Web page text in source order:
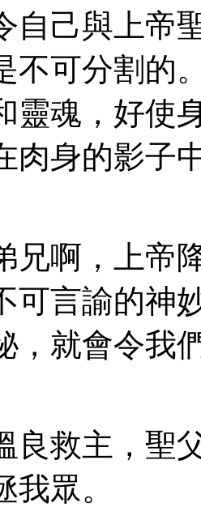
自己與上帝
不可分割的
靈魂，好使
肉身的影子
兄啊，上帝
可言諭的神
，就會令我
良救主，聖
我眾。